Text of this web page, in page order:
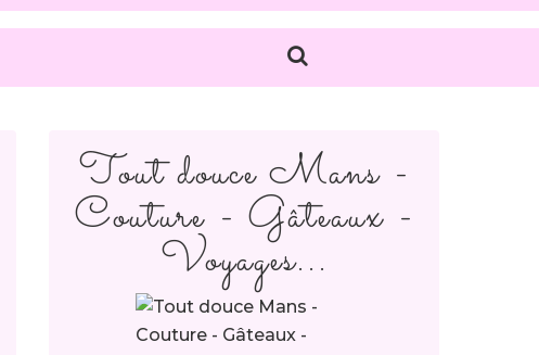
Tout douce Mans -
Couture - Gâteaux -
Voyages...